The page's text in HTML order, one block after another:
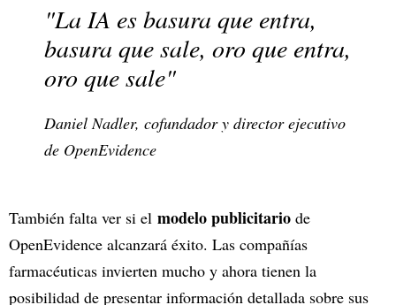
"La IA es basura que entra,
basura que sale, oro que entra,
oro que sale"
Daniel Nadler, cofundador y director ejecutivo
de OpenEvidence
También falta ver si el modelo publicitario de
OpenEvidence alcanzará éxito. Las compañías
farmacéuticas invierten mucho y ahora tienen la
posibilidad de presentar información detallada sobre sus